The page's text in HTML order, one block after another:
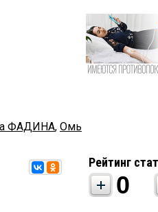
ФАДИНА, Омь
Рейтинг
0